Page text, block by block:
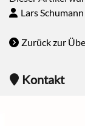
Lars Schumann
Zurück zur
Kontakt